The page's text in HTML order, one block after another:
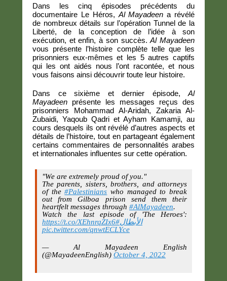
Dans les cinq épisodes précédents du
documentaire Le Héros, Al Mayadeen a révélé
de nombreux détails sur l’opération Tunnel de la
Liberté, de la conception de l’idée à son
exécution, et enfin, à son succès.Al Mayadeen
vous présente l’histoire complète telle que les
prisonniers eux-mêmes et les 5 autres captifs
qui les ont aidés nous l’ont racontée, et nous
vous faisons ainsi découvrir toute leur histoire.
Dans ce sixième et dernier épisode, Al
Mayadeen présente les messages reçus des
prisonniers Mohammad Al-Aridah, Zakaria Al-
Zubaidi, Yaqoub Qadri et Ayham Kamamji, au
cours desquels ils ont révélé d’autres aspects et
détails de l’histoire, tout en partageant également
certains commentaires de personnalités arabes
et internationales influentes sur cette opération.
"We are extremely proud of you."
The parents, sisters, brothers, and attorneys
of the#Palestinians who managed to break
out from Gilboa prison send them their
heartfelt messages through #AlMayadeen.
Watch the last episode of 'The Heroes':
https://t.co/XEhnrqZIx6 #الأبطال
pic.twitter.com/qnwtECLYce
— Al Mayadeen English
(@MayadeenEnglish) October 4, 2022